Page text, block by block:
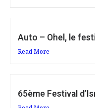
Auto – Ohel, le
Read More
65ème Festival